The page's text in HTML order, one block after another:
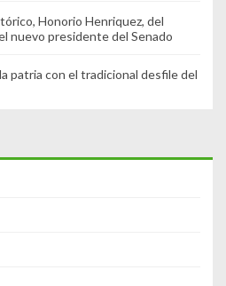
Honorio Henriquez, del
nuevo presidente del Senado
patria con el tradicional desfile del